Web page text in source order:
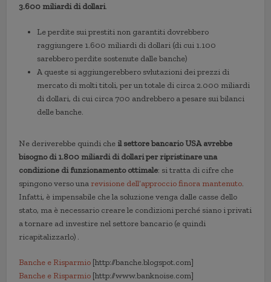
3.600 miliardi di dollari.
Le perdite sui prestiti non garantiti dovrebbero
raggiungere 1.600 miliardi di dollari (di cui 1.100
sarebbero perdite sostenute dalle banche)
A queste si aggiungerebbero svlutazioni dei prezzi di
mercato di molti titoli, per un totale di circa 2.000 miliardi
di dollari, di cui circa 700 andrebbero a pesare sui bilanci
delle banche.
Ne deriverebbe quindi che il settore bancario USA avrebbe
bisogno di 1.800 miliardi di dollari per ripristinare una
condizione di funzionamento ottimale: si tratta di cifre che
spingono verso una revisione dell’approccio finora mantenuto.
Infatti, è impensabile che la soluzione venga dalle casse dello
stato, ma è necessario creare le condizioni perché siano i privati
a tornare ad investire nel settore bancario (e quindi
ricapitalizzarlo) .
Banche e Risparmio [http://banche.blogspot.com]
Banche e Risparmio [http://www.banknoise.com]